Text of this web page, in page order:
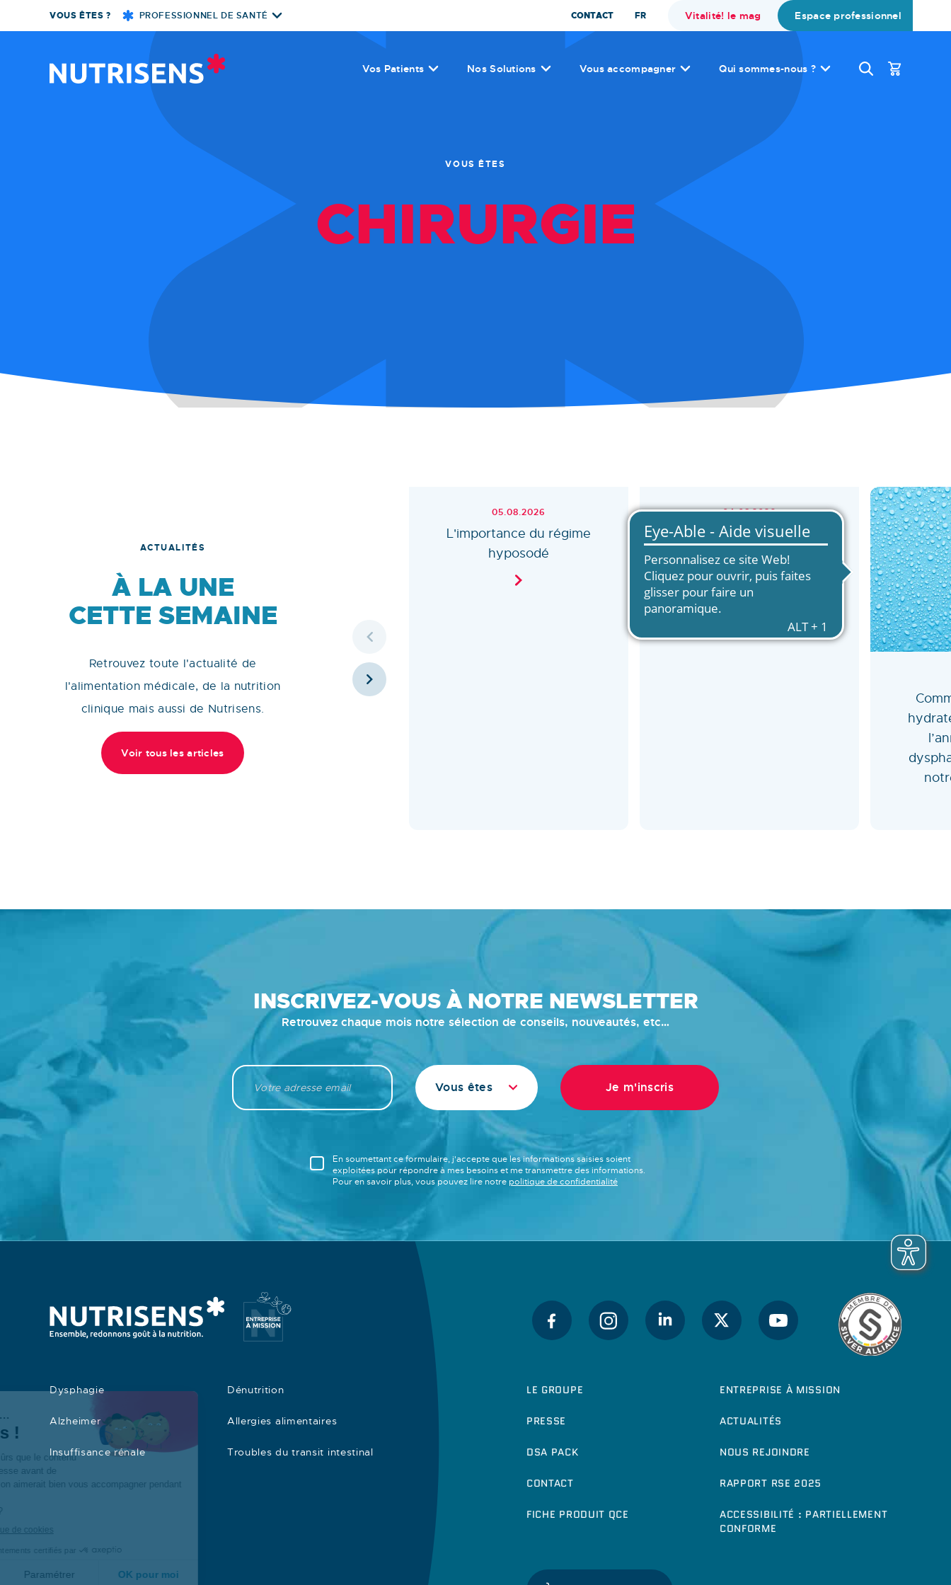
VOUS ÊTES ? PROFESSIONNEL DE SANTÉ CONTACT FR Vitalité! le mag Espace professionnel
Vos Patients Nos Solutions Vous accompagner Qui sommes-nous ?
VOUS ÊTES
CHIRURGIE
ACTUALITÉS
À LA UNE
CETTE SEMAINE
Retrouvez toute l'actualité de
l'alimentation médicale, de la nutrition
clinique mais aussi de Nutrisens.
Voir tous les articles
05.08.2026
L'importance du régime
hyposodé
04.08.2026
Combien de protéines
faut-il manger par jour
selon son âge ?
INSCRIVEZ-VOUS À NOTRE NEWSLETTER
Retrouvez chaque mois notre sélection de conseils, nouveautés, etc…
Vous êtes
En soumettant ce formulaire, j'accepte que les informations saisies soient
exploitées pour répondre à mes besoins et me transmettre des informations.
Pour en savoir plus, vous pouvez lire notre politique de confidentialité
Dysphagie Dénutrition
Alzheimer Allergies alimentaires
Insuffisance rénale Troubles du transit intestinal
LE GROUPE ENTREPRISE À MISSION
PRESSE ACTUALITÉS
DSA PACK NOUS REJOINDRE
CONTACT RAPPORT RSE 2025
FICHE PRODUIT QCE
ACCESSIBILITÉ : PARTIELLEMENT
CONFORME